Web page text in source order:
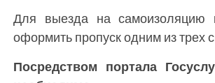
Для выезда на самоизоляцию
оформить пропуск одним из трех
Посредством портала